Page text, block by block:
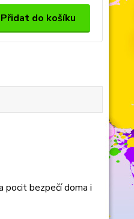
Přidat do košíku
pocit bezpečí doma i